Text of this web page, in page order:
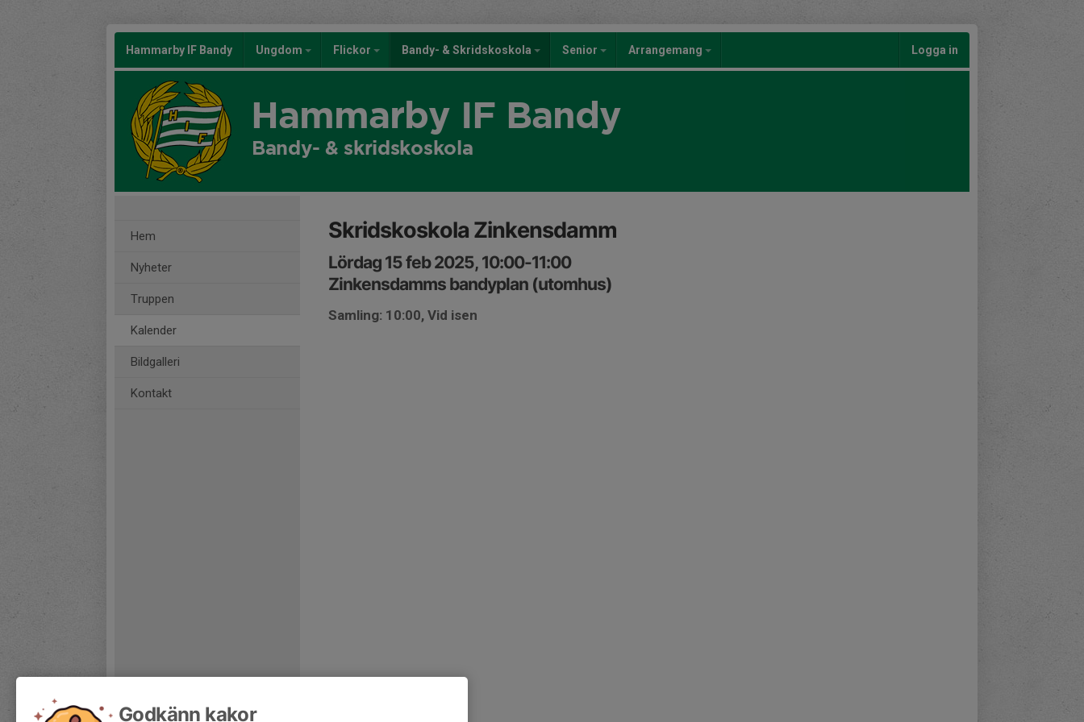
Hammarby IF Bandy Ungdom Flickor Bandy- & Skridskoskola Senior Arrangemang Logga in
Hammarby IF Bandy
Bandy- & skridskoskola
Hem
Nyheter
Truppen
Kalender
Bildgalleri
Kontakt
Skridskoskola Zinkensdamm
Lördag 15 feb 2025, 10:00-11:00
Zinkensdamms bandyplan (utomhus)
Samling: 10:00, Vid isen
Godkänn kakor